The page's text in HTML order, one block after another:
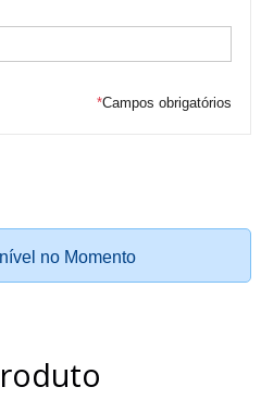
*Campos obrigatórios
no Momento